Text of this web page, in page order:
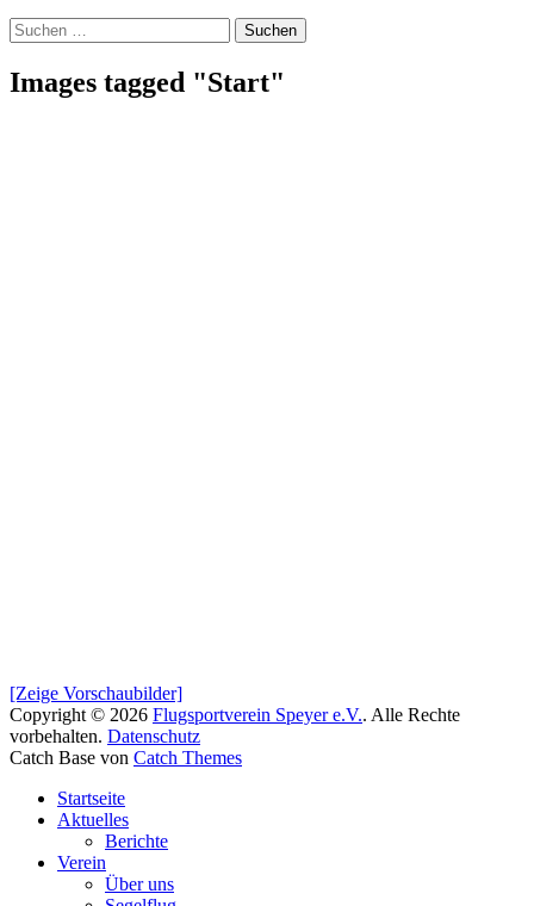
Suchen
Suchen
nach:
Images tagged "Start"
[Zeige Vorschaubilder]
Copyright © 2026 Flugsportverein Speyer e.V.. Alle Rechte
vorbehalten. Datenschutz
Catch Base von Catch Themes
oben
scrollen
Startseite
Aktuelles
Berichte
Verein
Über uns